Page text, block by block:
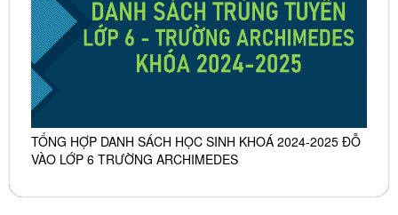
TỔNG HỢP DANH SÁCH HỌC SINH KHOÁ 2024-2025 ĐỖ
VÀO LỚP 6 TRƯỜNG ARCHIMEDES